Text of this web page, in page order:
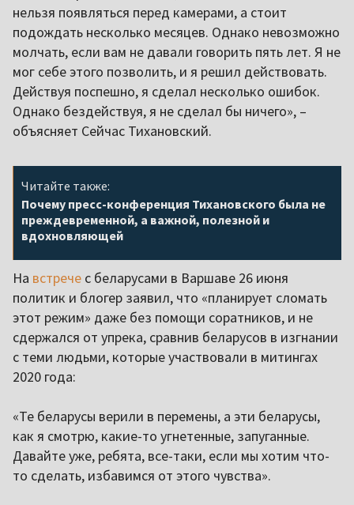
нельзя появляться перед камерами, а стоит
подождать несколько месяцев. Однако невозможно
молчать, если вам не давали говорить пять лет. Я не
мог себе этого позволить, и я решил действовать.
Действуя поспешно, я сделал несколько ошибок.
Однако бездействуя, я не сделал бы ничего», –
объясняет Сейчас Тихановский.
Читайте также:
Почему пресс-конференция Тихановского была не
преждевременной, а важной, полезной и
вдохновляющей
На встрече с беларусами в Варшаве 26 июня
политик и блогер заявил, что «планирует сломать
этот режим» даже без помощи соратников, и не
сдержался от упрека, сравнив беларусов в изгнании
с теми людьми, которые участвовали в митингах
2020 года:
«Те беларусы верили в перемены, а эти беларусы,
как я смотрю, какие-то угнетенные, запуганные.
Давайте уже, ребята, все-таки, если мы хотим что-
то сделать, избавимся от этого чувства».